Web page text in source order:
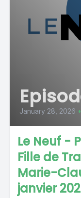
January 28, 2026 •
Le Neuf -
Fille de
Marie-
janvier